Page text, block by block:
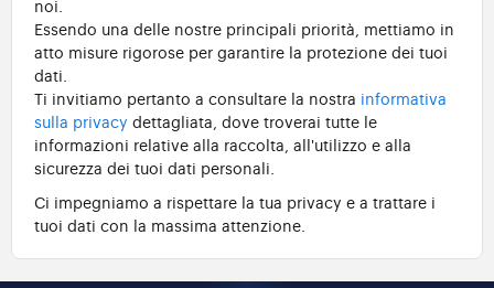
noi.
Essendo una delle nostre principali priorità, mettiamo in
atto misure rigorose per garantire la protezione dei tuoi
dati.
Ti invitiamo pertanto a consultare la nostra informativa
sulla privacy dettagliata, dove troverai tutte le
informazioni relative alla raccolta, all'utilizzo e alla
sicurezza dei tuoi dati personali.
Ci impegniamo a rispettare la tua privacy e a trattare i
tuoi dati con la massima attenzione.